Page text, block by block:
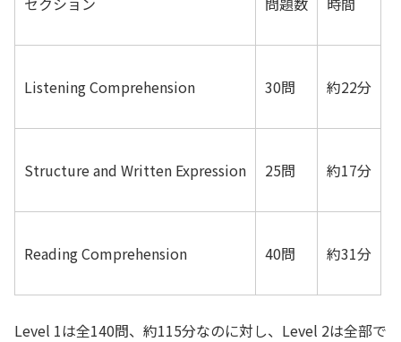
Listening Comprehension 30問 約22分
Structure and Written Expression 25問 約17分
Reading Comprehension 40問 約31分
Level 1は全140問、約115分なのに対し、Level 2は全部で